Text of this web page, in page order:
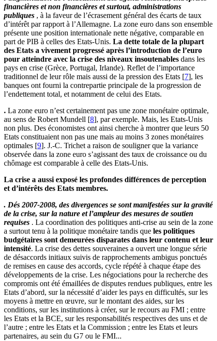
financières et non financières et surtout, administrations
publiques , à la faveur de l’écrasement général des écarts de taux
d’intérêt par rapport à l’Allemagne. La zone euro dans son ensemble
présente une position internationale nette négative, comparable en
part de PIB à celles des Etats-Unis. La dette totale de la plupart
des Etats a vivement progressé après l’introduction de l’euro
pour atteindre avec la crise des niveaux insoutenables dans les
pays en crise (Grèce, Portugal, Irlande). Reflet de l’importance
traditionnel de leur rôle mais aussi de la pression des Etats [7], les
banques ont fourni la contrepartie principale de la progression de
l’endettement total, et notamment de celui des Etats.
. La zone euro n’est certainement pas une zone monétaire optimale,
au sens de Robert Mundell [8], par exemple. Mais, les Etats-Unis
non plus. Des économistes ont ainsi cherche à montrer que leurs 50
Etats constituaient non pas une mais au moins 3 zones monétaires
optimales [9]. J.-C. Trichet a raison de souligner que la variance
observée dans la zone euro s’agissant des taux de croissance ou du
chômage est comparable à celle des Etats-Unis.
La crise a aussi exposé les profondes différences de perception
et d’intérêts des Etats membres.
. Dés 2007-2008, des divergences se sont manifestées sur la gravité
de la crise, sur la nature et l’ampleur des mesures de soutien
requises . La coordination des politiques anti-crise au sein de la zone
a surtout tenu à la politique monétaire tandis que les politiques
budgétaires sont demeurées disparates dans leur contenu et leur
intensité. La crise des dettes souveraines a ouvert une longue série
de désaccords initiaux suivis de rapprochements ambigus ponctués
de remises en cause des accords, cycle répété à chaque étape des
développements de la crise. Les négociations pour la recherche des
compromis ont été émaillées de disputes rendues publiques, entre les
Etats d’abord, sur la nécessité d’aider les pays en difficultés, sur les
moyens à mettre en œuvre, sur le montant des aides, sur les
conditions, sur les institutions à créer, sur le recours au FMI ; entre
les Etats et la BCE, sur les responsabilités respectives des uns et de
l’autre ; entre les Etats et la Commission ; entre les Etats et leurs
partenaires, au sein du G7 ou le FMI...